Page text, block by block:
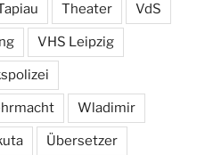
Theater VdS
VHS Leipzig
Wladimir
Übersetzer